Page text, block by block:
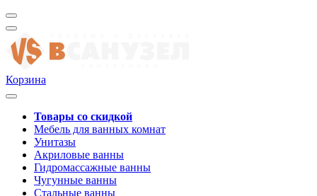
Корзина
Товары со скидкой
Мебель для ванных комнат
Унитазы
Акриловые ванны
Гидромассажные ванны
Чугунные ванны
Стальные ванны